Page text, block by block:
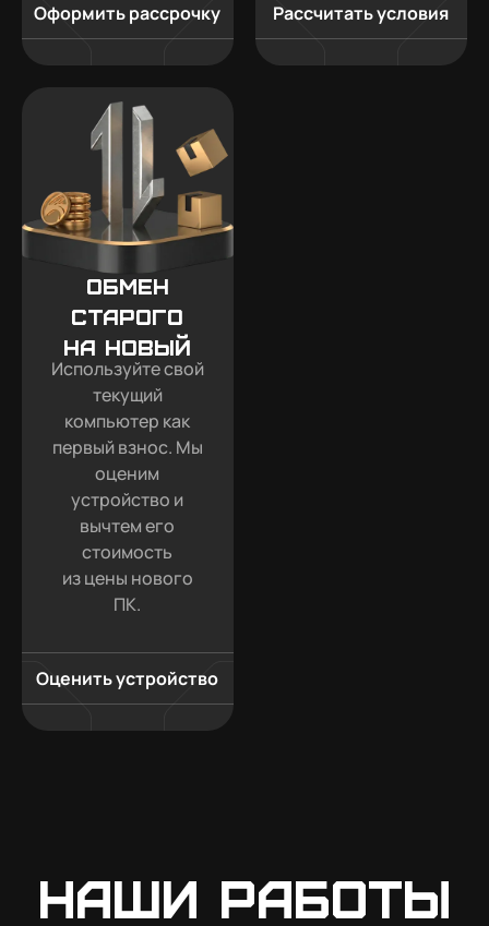
Оформить рассрочку Рассчитать условия
Обмен
старого
на новый
Используйте свой
текущий
компьютер как
первый взнос. Мы
оценим
устройство и
вычтем его
стоимость
из цены нового
ПК.
Оценить устройство
Наши работы